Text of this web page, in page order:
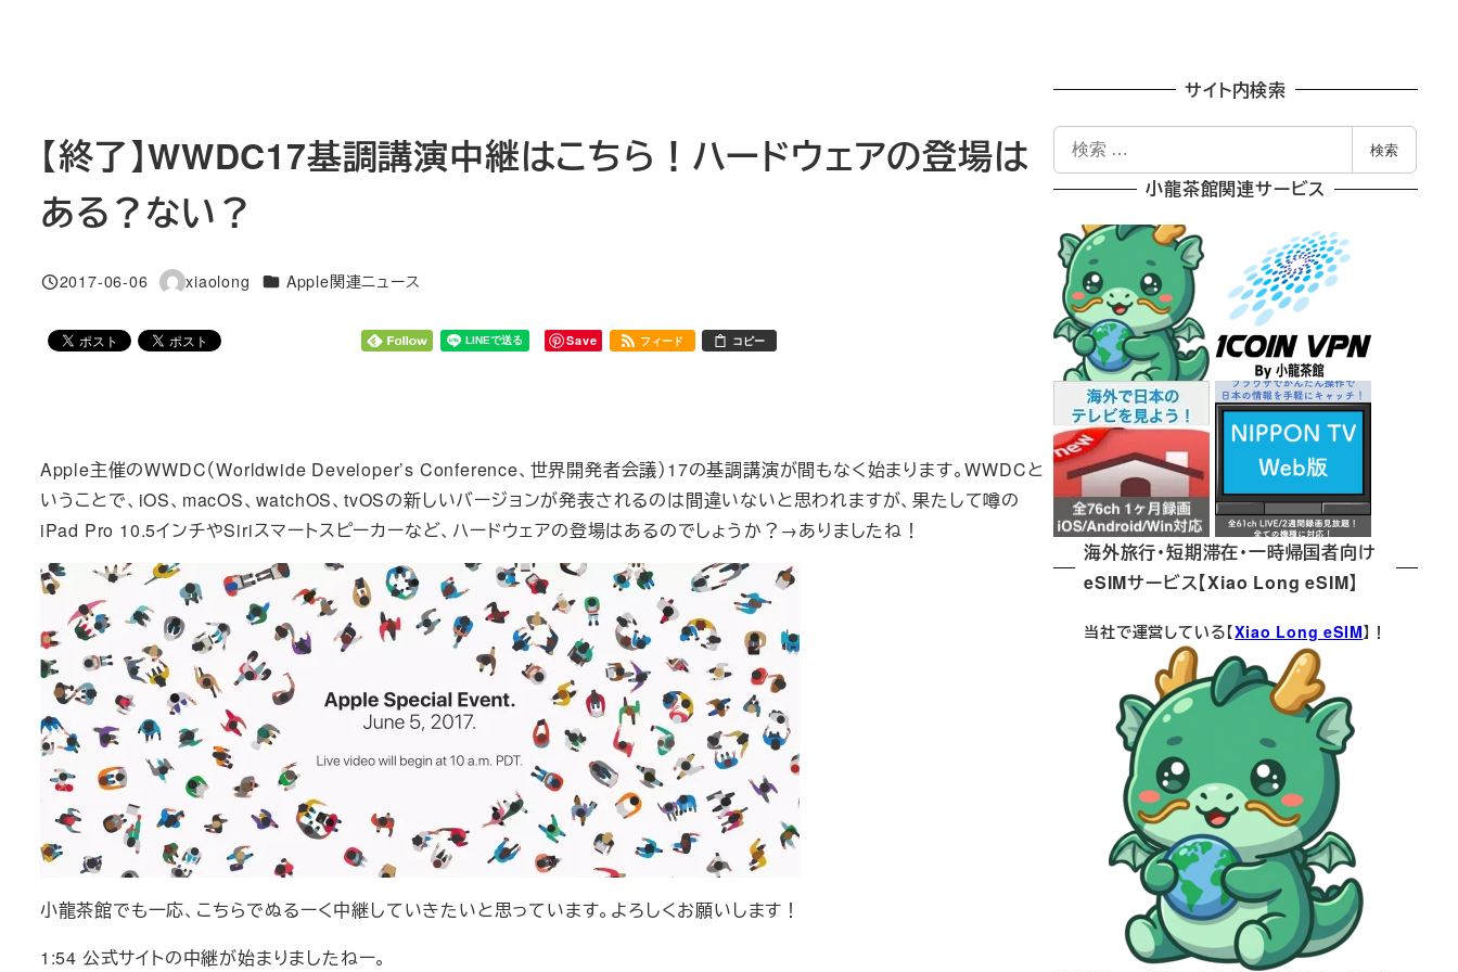
【終了】WWDC17基調講演中継はこちら！ハードウェアの登場は
ある？ない？
投稿日
2017-06-06
著
xiaolong カテゴリー
Apple関連ニュース
Save フィード コピー
Apple主催のWWDC（Worldwide Developer’s Conference、世界開発者会議）17の基調講演が間もなく始まります。WWDCと
いうことで、iOS、macOS、watchOS、tvOSの新しいバージョンが発表されるのは間違いないと思われますが、果たして噂の
iPad Pro 10.5インチやSiriスマートスピーカーなど、ハードウェアの登場はあるのでしょうか？→ありましたね！
小龍茶館でも一応、こちらでぬるーく中継していきたいと思っています。よろしくお願いします！
1:54 公式サイトの中継が始まりましたねー。
サイト内検索
索
検索
小龍茶館関連サービス
海外旅行・短期滞在・一時帰国者向け
eSIMサービス【Xiao Long eSIM】
当社で運営している【Xiao Long eSIM】！